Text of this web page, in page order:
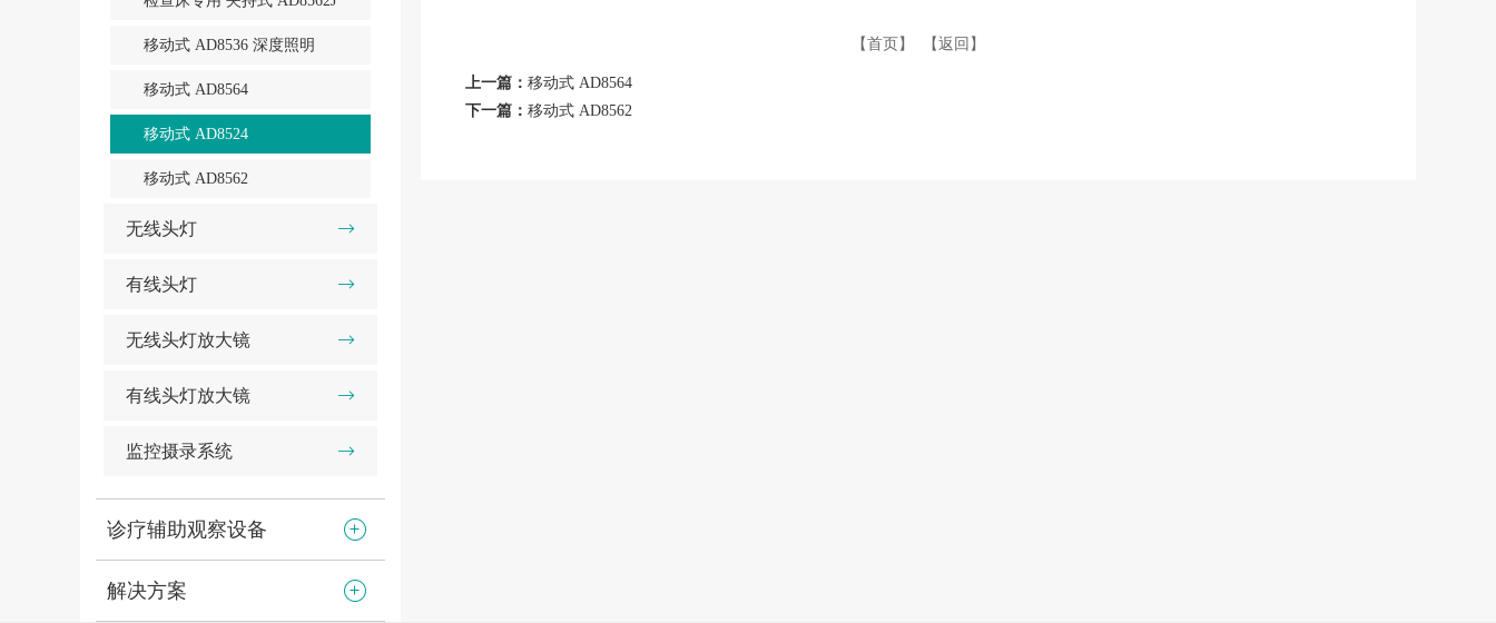
移动式 AD8536 深度照明
移动式 AD8564
移动式 AD8524
移动式 AD8562
无线头灯
有线头灯
无线头灯放大镜
有线头灯放大镜
监控摄录系统
诊疗辅助观察设备
解决方案
【首页】 【返回】
上一篇：移动式 AD8564
下一篇：移动式 AD8562